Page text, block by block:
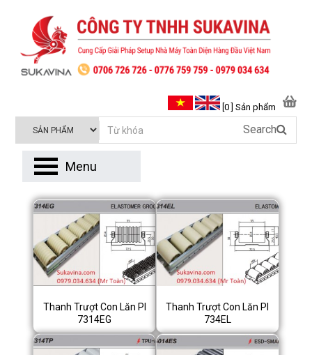
Thanh Trượt Con Lăn Pl
7314EG
Thanh Trượt Con Lăn Pl
734EL
[0 ] Sản phẩm
Search
Menu